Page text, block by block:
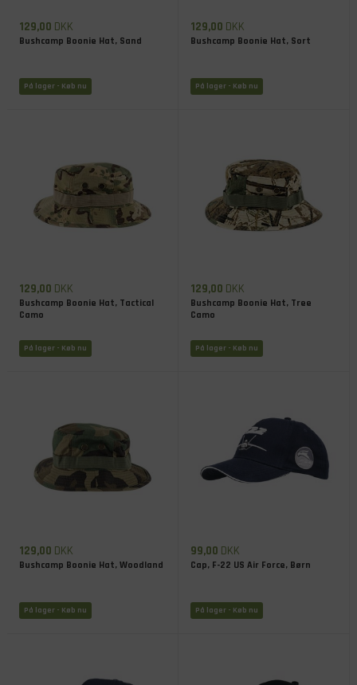
129,00 DKK
Bushcamp Boonie Hat, Sand
På lager - Køb nu
129,00 DKK
Bushcamp Boonie Hat, Sort
På lager - Køb nu
129,00 DKK
Bushcamp Boonie Hat, Tactical
Camo
På lager - Køb nu
129,00 DKK
Bushcamp Boonie Hat, Tree
Camo
På lager - Køb nu
129,00 DKK
Bushcamp Boonie Hat, Woodland
På lager - Køb nu
99,00 DKK
Cap, F-22 US Air Force, Børn
På lager - Køb nu